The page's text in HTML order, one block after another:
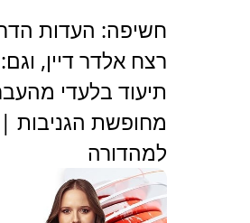
חשיפה: העדות
רצח אלדר דיין,
תיעוד בלעדי
מחופשת הגניבות
למהדורה